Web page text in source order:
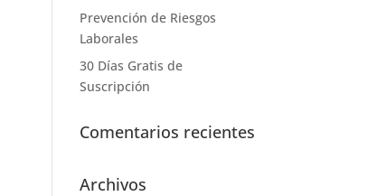
Prevención de Riesgos
Laborales
30 Días Gratis de
Suscripción
Comentarios recientes
Archivos